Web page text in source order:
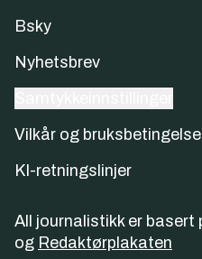
Bsky
Nyhetsbrev
Vilkår og
KI-retningslinjer
All journalistikk er basert
og Redaktørplakaten